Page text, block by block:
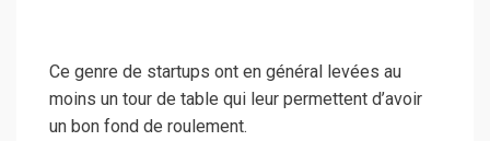
Ce genre de startups ont en général levées au
moins un tour de table qui leur permettent d’avoir
un bon fond de roulement.